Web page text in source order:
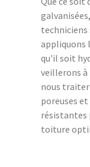
techniciens
appliquons
qu'il soit
veillerons
nous
poreuses
résistantes
toiture